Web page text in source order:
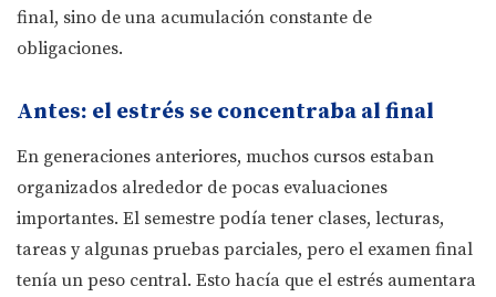
final, sino de una acumulación constante de
obligaciones.
Antes: el estrés se concentraba al final
En generaciones anteriores, muchos cursos estaban
organizados alrededor de pocas evaluaciones
importantes. El semestre podía tener clases, lecturas,
tareas y algunas pruebas parciales, pero el examen final
tenía un peso central. Esto hacía que el estrés aumentara